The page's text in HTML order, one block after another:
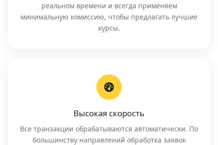
реальном времени и всегда применяем
минимальную комиссию, чтобы предлагать лучшие
курсы.
Высокая скорость
Все транзакции обрабатываются автоматически. По
большинству направлений обработка заявок